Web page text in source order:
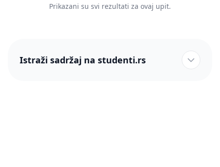
Prikazani su svi rezultati za ovaj upit.
Istraži sadržaj na studenti.rs